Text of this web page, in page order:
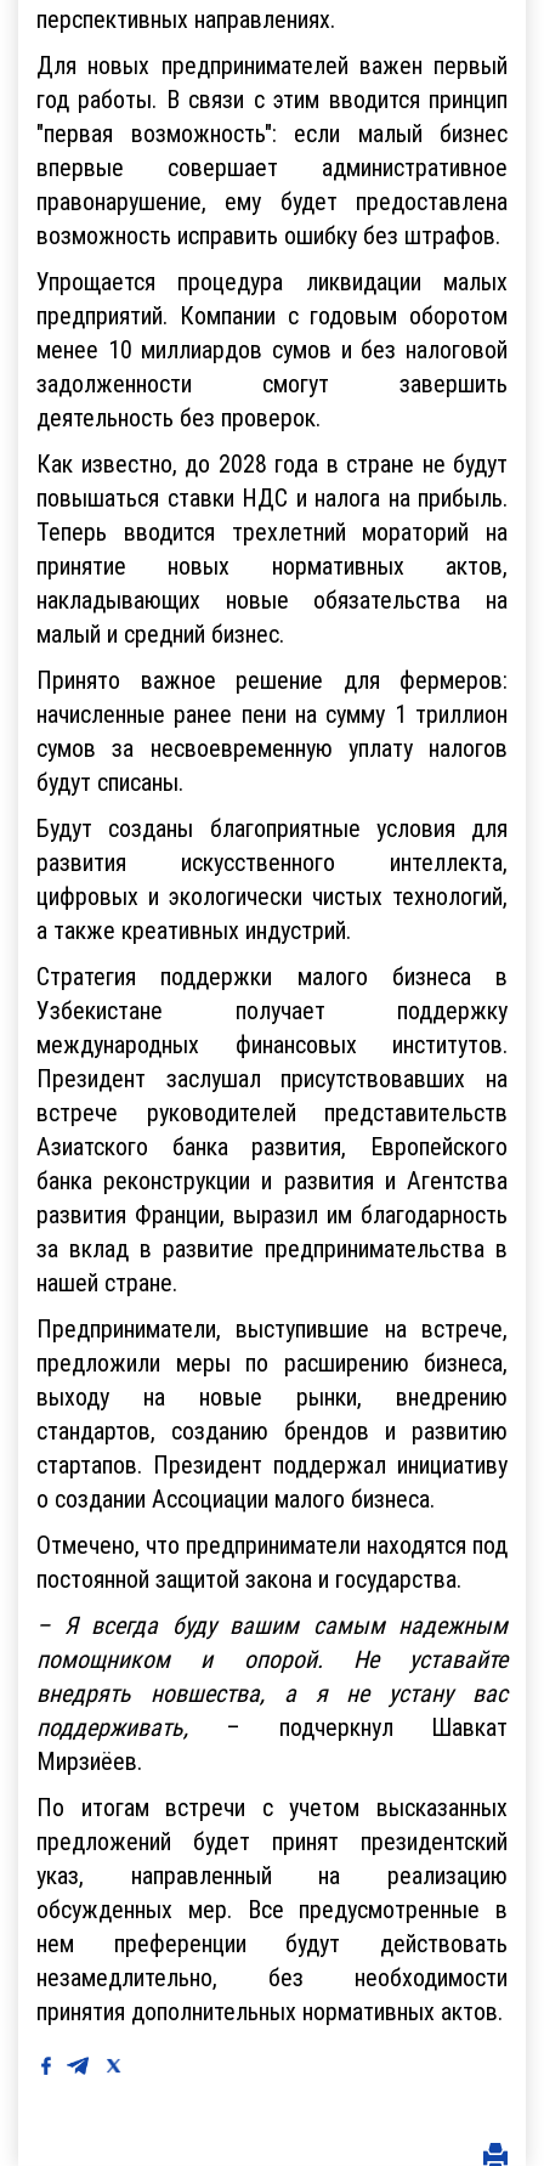
перспективных направлениях.
Для новых предпринимателей важен первый
год работы. В связи с этим вводится принцип
"первая возможность": если малый бизнес
впервые совершает административное
правонарушение, ему будет предоставлена
возможность исправить ошибку без штрафов.
Упрощается процедура ликвидации малых
предприятий. Компании с годовым оборотом
менее 10 миллиардов сумов и без налоговой
задолженности смогут завершить
деятельность без проверок.
Как известно, до 2028 года в стране не будут
повышаться ставки НДС и налога на прибыль.
Теперь вводится трехлетний мораторий на
принятие новых нормативных актов,
накладывающих новые обязательства на
малый и средний бизнес.
Принято важное решение для фермеров:
начисленные ранее пени на сумму 1 триллион
сумов за несвоевременную уплату налогов
будут списаны.
Будут созданы благоприятные условия для
развития искусственного интеллекта,
цифровых и экологически чистых технологий,
а также креативных индустрий.
Стратегия поддержки малого бизнеса в
Узбекистане получает поддержку
международных финансовых институтов.
Президент заслушал присутствовавших на
встрече руководителей представительств
Азиатского банка развития, Европейского
банка реконструкции и развития и Агентства
развития Франции, выразил им благодарность
за вклад в развитие предпринимательства в
нашей стране.
Предприниматели, выступившие на встрече,
предложили меры по расширению бизнеса,
выходу на новые рынки, внедрению
стандартов, созданию брендов и развитию
стартапов. Президент поддержал инициативу
о создании Ассоциации малого бизнеса.
Отмечено, что предприниматели находятся под
постоянной защитой закона и государства.
– Я всегда буду вашим самым надежным
помощником и опорой. Не уставайте
внедрять новшества, а я не устану вас
поддерживать, – подчеркнул Шавкат
Мирзиёев.
По итогам встречи с учетом высказанных
предложений будет принят президентский
указ, направленный на реализацию
обсужденных мер. Все предусмотренные в
нем преференции будут действовать
незамедлительно, без необходимости
принятия дополнительных нормативных актов.